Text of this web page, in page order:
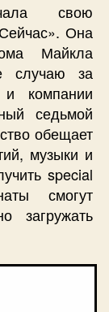
свою
Она
Майкла
случаю за
и компании
седьмой
обещает
музыки и
special
смогут
загружать